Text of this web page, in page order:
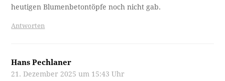
heutigen Blumenbetontöpfe noch nicht gab.
Antworten
Hans Pechlaner
21. Dezember 2025 um 15:43 Uhr